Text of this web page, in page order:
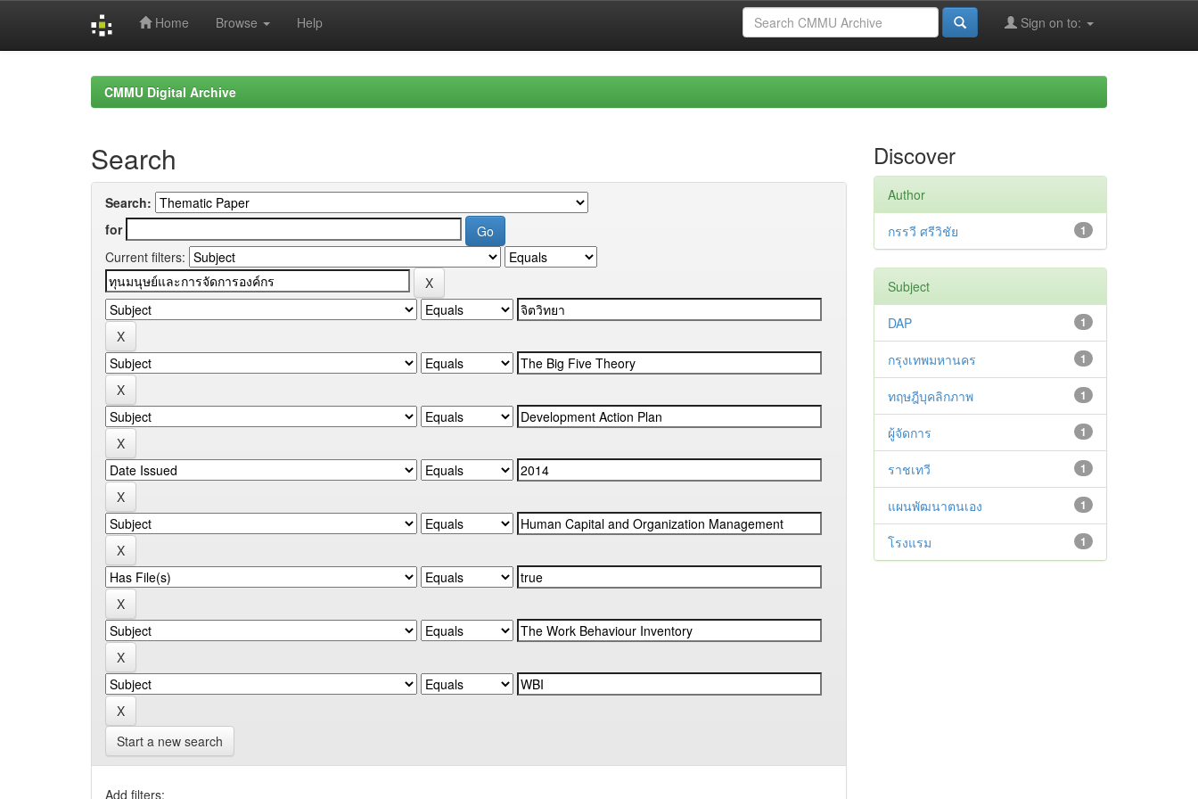
Home Browse Help Sign on to:
CMMU Digital Archive
Search
Search:
for
Current filters:
Start a new search
Add filters:
Discover
Author
1
กรรวี ศรีวิชัย
Subject
1
DAP
1
กรุงเทพมหานคร
1
ทฤษฎีบุคลิกภาพ
1
ผู้จัดการ
1
ราชเทวี
1
แผนพัฒนาตนเอง
1
โรงแรม